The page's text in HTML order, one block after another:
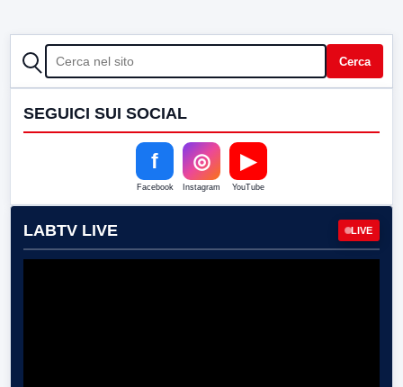
CERCA Cerca
SEGUICI SUI SOCIAL
f
Facebook
◎
Instagram
▶
YouTube
LABTV LIVE LIVE